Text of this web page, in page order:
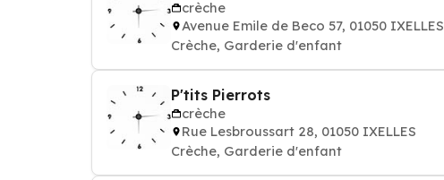
crèche
Avenue Emile de Beco 57, 01050 IXELLES
Crèche, Garderie d'enfant
P'tits Pierrots
crèche
Rue Lesbroussart 28, 01050 IXELLES
Crèche, Garderie d'enfant